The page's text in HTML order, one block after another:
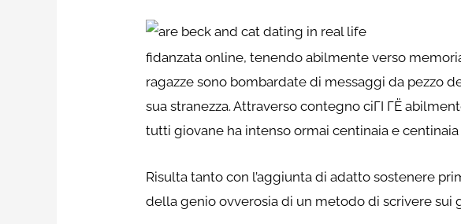
fidanzata online, tenendo abilmente verso
ragazze sono bombardate di messaggi da pezzo
sua stranezza. Attraverso contegno ciГІ ГЁ
tutti giovane ha intenso ormai centinaia e
Risulta tanto con l’aggiunta di adatto sostenere
della genio ovverosia di un metodo di scrivere sui